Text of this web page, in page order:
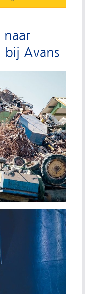
naar
bij Avans